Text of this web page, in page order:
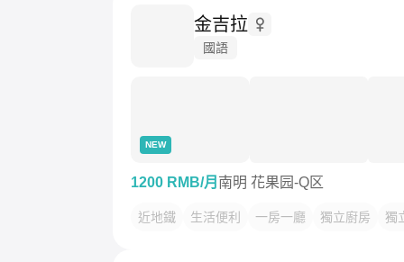
金吉拉
國語
NEW
1200 RMB/月 南明 花果园-Q区
近地鐵 生活便利 一房一廳 獨立廚房 獨